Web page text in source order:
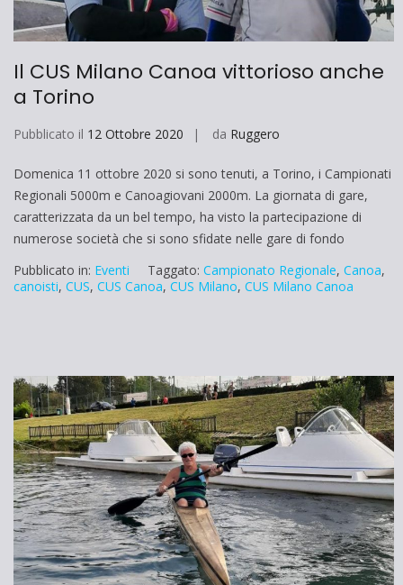
Il CUS Milano Canoa vittorioso anche
a Torino
Pubblicato il 12 Ottobre 2020 da Ruggero
Domenica 11 ottobre 2020 si sono tenuti, a Torino, i Campionati
Regionali 5000m e Canoagiovani 2000m. La giornata di gare,
caratterizzata da un bel tempo, ha visto la partecipazione di
numerose società che si sono sfidate nelle gare di fondo
Pubblicato in: Eventi Taggato: Campionato Regionale, Canoa,
canoisti, CUS, CUS Canoa, CUS Milano, CUS Milano Canoa